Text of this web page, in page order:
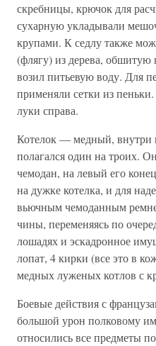
скребницы, крючок для
сухарную укладывали
крупами. К седлу также
(флягу) из дерева, обшитую
возил питьевую воду. Для
применяли сетки из
луки справа.
Котелок — медный,
полагался один на троих.
чемодан, на левый его
на дужке котелка, и для
вьючным чемоданным
чины, переменяясь по
лошадях и эскадронное
лопат, 4 кирки (все это в
медных луженых котлов с
Боевые действия с
большой урон полковому
относились все предметы